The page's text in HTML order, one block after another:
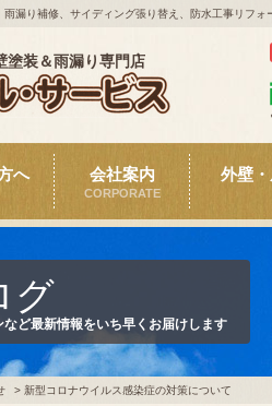
漏り補修、サイディング張り替え、防水工事リフ
塗装＆雨漏り専門店
へ 会社案内
CORPORATE
外壁
グ
ど最新情報をいち早くお届けします
> 新型コロナウイルス感染症の対策について